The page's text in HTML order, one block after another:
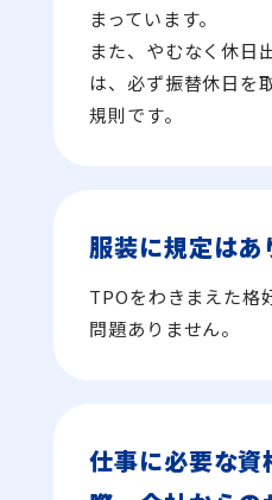
まっています。
また、やむなく休日
は、必ず振替休日を
規則です。
服装に規定はあ
TPOをわきまえた格
問題ありません。
仕事に必要な資